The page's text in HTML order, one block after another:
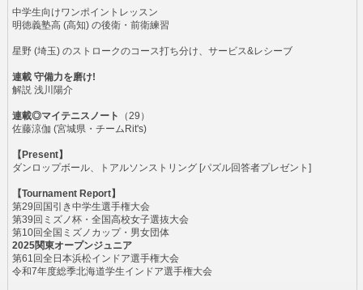
中学生向けワンポイントレッスン
明徳義塾高 (高知) の後衛・前衛練習
星野 (埼玉) のストロークのコース打ち分け、サービス&レシーブ
連載 守備力を磨け!
解説 浅川陽介
連載◎マイテニスノート
（29）
佐藤涼伽 (宮城県・チームRit's)
【Present】
ダンロップボール、トアルソンストリング [パズル回答者プレゼント]
【Tournament Report】
第29回国引き中学生選手権大会
第39回ミズノ杯・全国高校女子選抜大会
第10回全国ミズノカップ・男女団体
2025関東オープンジュニア
第61回全日本浜松インドア選手権大会
令和7年度総季北海道学生インドア選手権大会